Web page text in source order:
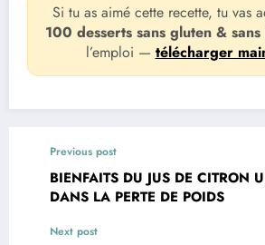
Si tu as aimé cette recette, tu vas
100 desserts sans gluten & sans
l’emploi — télécharger
Previous post
BIENFAITS DU JUS DE CITRON
DANS LA PERTE DE POIDS
Next post